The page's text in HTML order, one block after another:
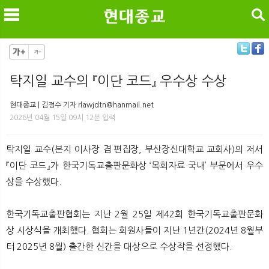
검색
탁지일 교수의 『이단 코드』 우수상 수상
현대종교 | 김정수 기자 rlawjdtn@hanmail.net
2026년 04월 15일 09시 12분 입력
탁지일 교수(본지 이사장 겸 편집장, 부산장신대학교 교회사)의 저서
『이단 코드』가 한국기독교출판문화상 ‘목회자료 국내’ 부문에서 우수
상을 수상했다.
한국기독교출판협회는 지난 2월 25일 제42회 한국기독교출판문화
상 시상식을 개최했다. 협회는 회원사들이 지난 1년간(2024년 8월부
터 2025년 8월) 출간한 신간을 대상으로 수상작을 선정했다.